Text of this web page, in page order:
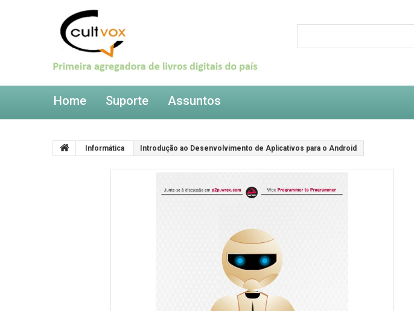
Home Suporte Assuntos
Informática Introdução ao Desenvolvimento de Aplicativos para o Android